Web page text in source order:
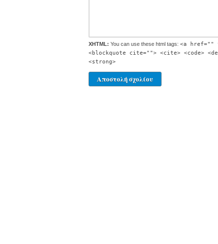
XHTML: You can use these html tags: <a href=""
<blockquote cite=""> <cite> <code>
<strong>